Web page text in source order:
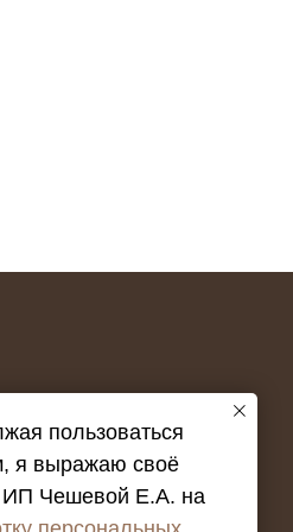
пользоваться
я выражаю своё
ИП Чешевой Е.А. на